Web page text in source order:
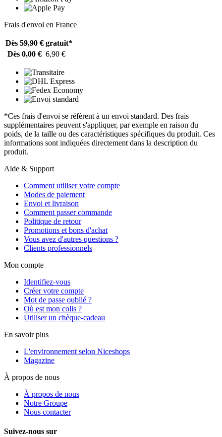
Frais d'envoi en France
Dès 59,90 € gratuit*
Dès 0,00 € 6,90 €
*Ces frais d'envoi se réfèrent à un envoi standard. Des frais
supplémentaires peuvent s'appliquer, par exemple en raison du
poids, de la taille ou des caractéristiques spécifiques du produit. Ces
informations sont indiquées directement dans la description du
produit.
Aide & Support
Comment utiliser votre compte
Modes de paiement
Envoi et livraison
Comment passer commande
Politique de retour
Promotions et bons d'achat
Vous avez d'autres questions ?
Clients professionnels
Mon compte
Identifiez-vous
Créer votre compte
Mot de passe oublié ?
Où est mon colis ?
Utiliser un chèque-cadeau
En savoir plus
L'environnement selon Niceshops
Magazine
À propos de nous
À propos de nous
Notre Groupe
Nous contacter
Suivez-nous sur